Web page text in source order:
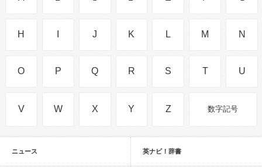
H J K L M N
O P Q R S T U
V W X Y Z 数字記号
ニュース 英ナビ！辞書